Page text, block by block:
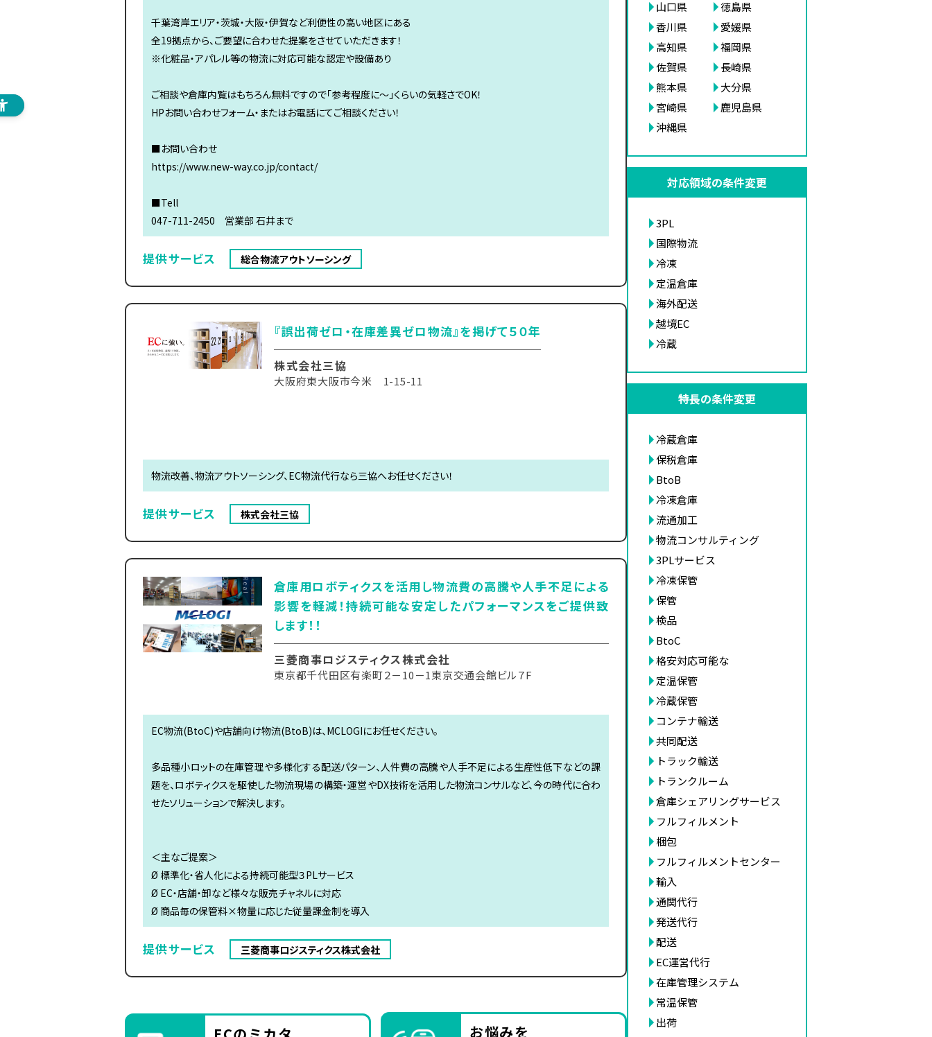
千葉湾岸エリア・茨城・大阪・伊賀など利便性の高い地区にある
全19拠点から、ご要望に合わせた提案をさせていただきます！
※化粧品・アパレル等の物流に対応可能な認定や設備あり
ご相談や倉庫内覧はもちろん無料ですので「参考程度に～」くらいの気軽さでOK！
HPお問い合わせフォーム・またはお電話にてご相談ください！
■お問い合わせ
https://www.new-way.co.jp/contact/
■Tell
047-711-2450 営業部 石井まで
提供サービス 総合物流アウトソーシング
『誤出荷ゼロ・在庫差異ゼロ物流』を掲げて５０年
株式会社三協
大阪府東大阪市今米 1-15-11
物流改善、物流アウトソーシング、EC物流代行なら三協へお任せください！
提供サービス 株式会社三協
倉庫用ロボティクスを活用し物流費の高騰や人手不足による
影響を軽減！持続可能な安定したパフォーマンスをご提供致
します！！
三菱商事ロジスティクス株式会社
東京都千代田区有楽町２－10－1東京交通会館ビル７F
EC物流(BtoC)や店舗向け物流(BtoB)は、MCLOGIにお任せください。
多品種小ロットの在庫管理や多様化する配送パターン、人件費の高騰や人手不足による生産性低下などの課
題を、ロボティクスを駆使した物流現場の構築・運営やDX技術を活用した物流コンサルなど、今の時代に合わ
せたソリューションで解決します。
＜主なご提案＞
Ø 標準化・省人化による持続可能型３PLサービス
Ø EC・店舗・卸など様々な販売チャネルに対応
Ø 商品毎の保管料×物量に応じた従量課金制を導入
提供サービス 三菱商事ロジスティクス株式会社
お悩みを
山口県
徳島県
香川県
愛媛県
高知県
福岡県
佐賀県
長崎県
熊本県
大分県
宮崎県
鹿児島県
沖縄県
対応領域の条件変更
3PL
国際物流
冷凍
定温倉庫
海外配送
越境EC
冷蔵
特長の条件変更
冷蔵倉庫
保税倉庫
BtoB
冷凍倉庫
流通加工
物流コンサルティング
3PLサービス
冷凍保管
保管
検品
BtoC
格安対応可能な
定温保管
冷蔵保管
コンテナ輸送
共同配送
トラック輸送
トランクルーム
倉庫シェアリングサービス
フルフィルメント
梱包
フルフィルメントセンター
輸入
通関代行
発送代行
配送
EC運営代行
在庫管理システム
常温保管
出荷